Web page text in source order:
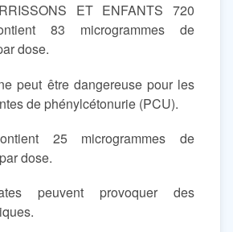
ET ENFANTS 720
83 microgrammes de
dose.
peut être dangereuse pour les
de phénylcétonurie (PCU).
25 microgrammes de
dose.
peuvent provoquer des